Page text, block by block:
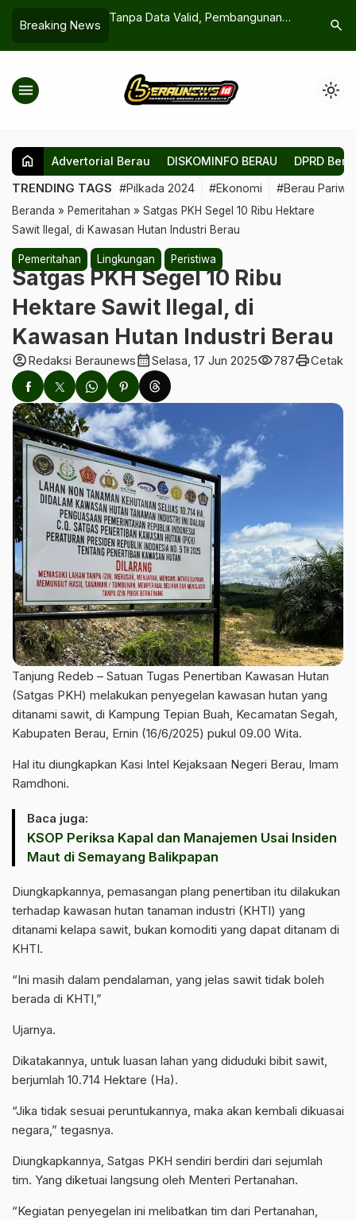
Breaking News
Massal bagi 350
Tanpa Data Valid, Pembangunan
Polemik
Buka
search
menu light_mode
home Advertorial Berau DISKOMINFO BERAU DPRD
TRENDING TAGS #Pilkada 2024 #Ekonomi #Berau
Beranda » Pemeritahan » Satgas PKH Segel 10 Ribu Hektare
Sawit Ilegal, di Kawasan Hutan Industri Berau
Pemeritahan Lingkungan Peristiwa
Satgas PKH Segel 10 Ribu
Hektare Sawit Ilegal, di
Kawasan Hutan Industri Berau
account_circleRedaksi Beraunewscalendar_monthSelasa, 17 Jun 2025visibility787printCetak
Tanjung Redeb – Satuan Tugas Penertiban Kawasan Hutan
(Satgas PKH) melakukan penyegelan kawasan hutan yang
ditanami sawit, di Kampung Tepian Buah, Kecamatan Segah,
Kabupaten Berau, Ernin (16/6/2025) pukul 09.00 Wita.
Hal itu diungkapkan Kasi Intel Kejaksaan Negeri Berau, Imam
Ramdhoni.
Baca juga:
KSOP Periksa Kapal dan Manajemen Usai Insiden
Maut di Semayang Balikpapan
Diungkapkannya, pemasangan plang penertiban itu dilakukan
terhadap kawasan hutan tanaman industri (KHTI) yang
ditanami kelapa sawit, bukan komoditi yang dapat ditanam di
KHTI.
“Ini masih dalam pendalaman, yang jelas sawit tidak boleh
berada di KHTI,”
Ujarnya.
Dikatakannya, untuk luasan lahan yang diduduki bibit sawit,
berjumlah 10.714 Hektare (Ha).
“Jika tidak sesuai peruntukannya, maka akan kembali dikuasai
negara,” tegasnya.
Diungkapkannya, Satgas PKH sendiri berdiri dari sejumlah
tim. Yang diketuai langsung oleh Menteri Pertanahan.
“Kegiatan penyegelan ini melibatkan tim dari Pertanahan,